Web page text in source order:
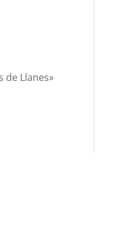
de Llanes»